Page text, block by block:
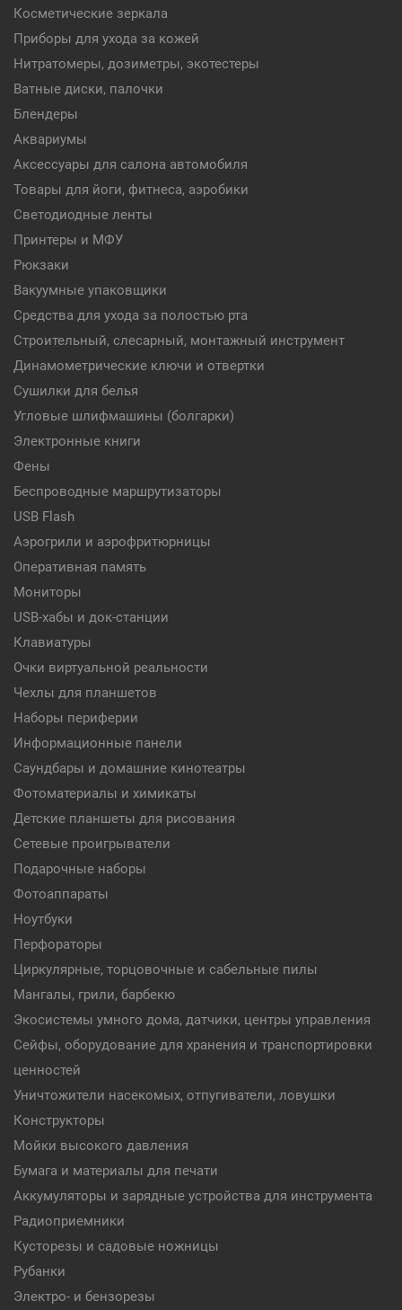
Косметические зеркала
Приборы для ухода за кожей
Нитратомеры, дозиметры, экотестеры
Ватные диски, палочки
Блендеры
Аквариумы
Аксессуары для салона автомобиля
Товары для йоги, фитнеса, аэробики
Светодиодные ленты
Принтеры и МФУ
Рюкзаки
Вакуумные упаковщики
Средства для ухода за полостью рта
Строительный, слесарный, монтажный инструмент
Динамометрические ключи и отвертки
Сушилки для белья
Угловые шлифмашины (болгарки)
Электронные книги
Фены
Беспроводные маршрутизаторы
USB Flash
Аэрогрили и аэрофритюрницы
Оперативная память
Мониторы
USB-хабы и док-станции
Клавиатуры
Очки виртуальной реальности
Чехлы для планшетов
Наборы периферии
Информационные панели
Саундбары и домашние кинотеатры
Фотоматериалы и химикаты
Детские планшеты для рисования
Сетевые проигрыватели
Подарочные наборы
Фотоаппараты
Ноутбуки
Перфораторы
Циркулярные, торцовочные и сабельные пилы
Мангалы, грили, барбекю
Экосистемы умного дома, датчики, центры управления
Сейфы, оборудование для хранения и транспортировки
ценностей
Уничтожители насекомых, отпугиватели, ловушки
Конструкторы
Мойки высокого давления
Бумага и материалы для печати
Аккумуляторы и зарядные устройства для инструмента
Радиоприемники
Кусторезы и садовые ножницы
Рубанки
Электро- и бензорезы